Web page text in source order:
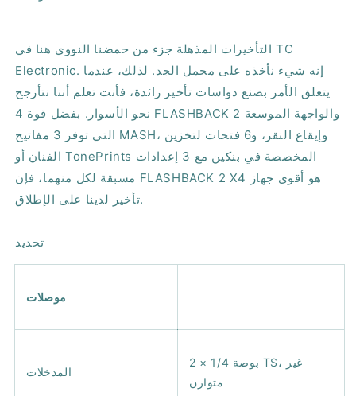
التأخيرات المذهلة جزء من حمضنا النووي هنا في TC
Electronic. إنه شيء نأخذه على محمل الجد. لذلك، عندما
يتعلق الأمر بصنع دواسات تأخير رائدة، فأنت تعلم أننا نتأرجح
نحو الأسوار. بفضل قوة 4 FLASHBACK 2 والواجهة الموسعة
التي توفر 3 مفاتيح MASH، وإيقاع النقر، و6 فتحات لتخزين
الفنان أو TonePrints المخصصة في بنكين مع 3 إعدادات
مسبقة لكل منهما، فإن FLASHBACK 2 X4 هو أقوى جهاز
تأخير لدينا على الإطلاق.
تحديد
موصلات
المدخلات
2 × 1/4 بوصة TS، غير
متوازن